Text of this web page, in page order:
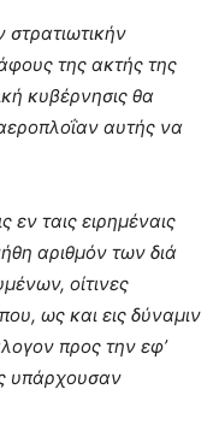
στρατιωτικήν
της ακτής της
κυβέρνησις θα
αυτής να
εν ταις ειρημέναις
αριθμόν των διά
οίτινες
ως και εις δύναμιν
προς την εφ’
υπάρχουσαν